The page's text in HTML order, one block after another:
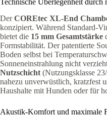
Technische Überlegenheit durch
DerCOREtec XL-End
konzipiert. Während Standard-
bietet die 15 mm Gesamtstärke
Formstabilität. Der patentierte
Boden selbst bei
Sonneneinstrahlung nicht
Nutzschicht (Nutzungsklasse
nahezu unverwüstlich, kratzfest
Haushalte mit Hunden oder für
Akustik-Komfort und maximale